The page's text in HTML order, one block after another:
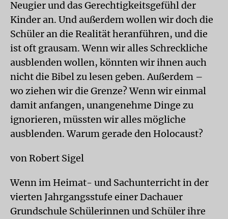
Neugier und das Gerechtigkeitsgefühl der
Kinder an. Und außerdem wollen wir doch die
Schüler an die Realität heranführen, und die
ist oft grausam. Wenn wir alles Schreckliche
ausblenden wollen, könnten wir ihnen auch
nicht die Bibel zu lesen geben. Außerdem –
wo ziehen wir die Grenze? Wenn wir einmal
damit anfangen, unangenehme Dinge zu
ignorieren, müssten wir alles mögliche
ausblenden. Warum gerade den Holocaust?
von Robert Sigel
Wenn im Heimat- und Sachunterricht in der
vierten Jahrgangsstufe einer Dachauer
Grundschule Schülerinnen und Schüler ihre